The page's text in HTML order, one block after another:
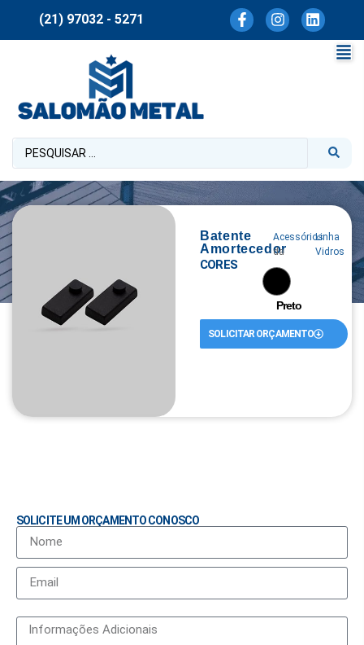
(21) 97032 - 5271
Batente
Amortecedor
Acessórios
da
Linha
Vidros
CORES
Preto
SOLICITAR ORÇAMENTO
SOLICITE UM ORÇAMENTO CONOSCO